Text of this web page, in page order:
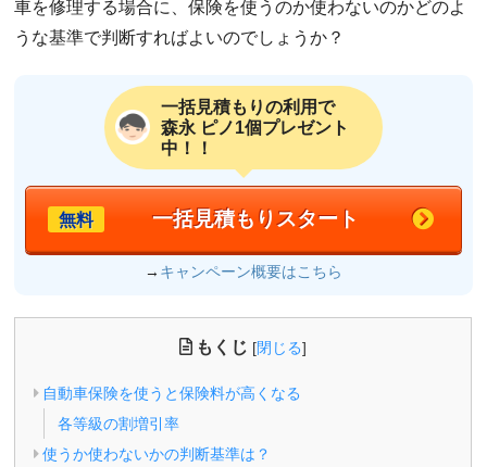
車を修理する場合に、保険を使うのか使わないのかどのよ
うな基準で判断すればよいのでしょうか？
一括見積もりの利用で
森永 ピノ1個プレゼント
中！！
無料 一括見積もりスタート
→ キャンペーン概要はこちら
もくじ [閉じる]
自動車保険を使うと保険料が高くなる
各等級の割増引率
使うか使わないかの判断基準は？